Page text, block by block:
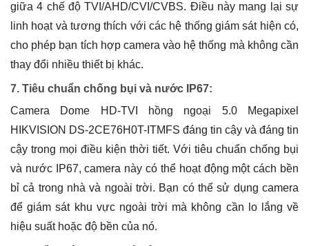
giữa 4 chế độ TVI/AHD/CVI/CVBS. Điều này mang lại sự
linh hoạt và tương thích với các hệ thống giám sát hiện có,
cho phép bạn tích hợp camera vào hệ thống mà không cần
thay đổi nhiều thiết bị khác.
7. Tiêu chuẩn chống bụi và nước IP67:
Camera Dome HD-TVI hồng ngoại 5.0 Megapixel
HIKVISION DS-2CE76H0T-ITMFS đáng tin cậy và đáng tin
cậy trong mọi điều kiện thời tiết. Với tiêu chuẩn chống bụi
và nước IP67, camera này có thể hoạt động một cách bền
bỉ cả trong nhà và ngoài trời. Bạn có thể sử dụng camera
để giám sát khu vực ngoài trời mà không cần lo lắng về
hiệu suất hoặc độ bền của nó.